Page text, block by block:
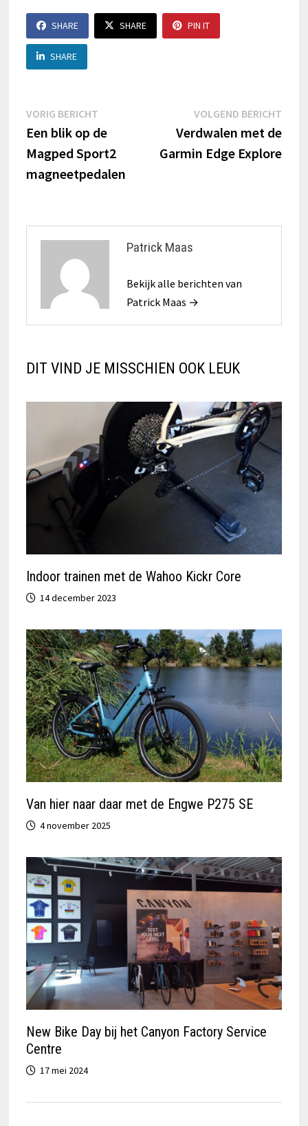
SHARE SHARE PIN IT
SHARE
Berichtnavigatie
VORIG BERICHTVorig
bericht:
Een blik op de
Magped Sport2
magneetpedalen
VOLGEND BERICHT
Verdwalen met de
Garmin Edge Explore
Patrick Maas
Bekijk alle berichten van
Patrick Maas →
DIT VIND JE MISSCHIEN OOK LEUK
Indoor trainen met de Wahoo Kickr Core
14 december 2023
Van hier naar daar met de Engwe P275 SE
4 november 2025
New Bike Day bij het Canyon Factory Service
Centre
17 mei 2024